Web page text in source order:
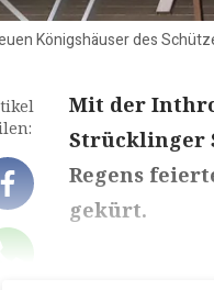
Königshäuser des
Mit der
Strücklinger
Regens
gekürt.